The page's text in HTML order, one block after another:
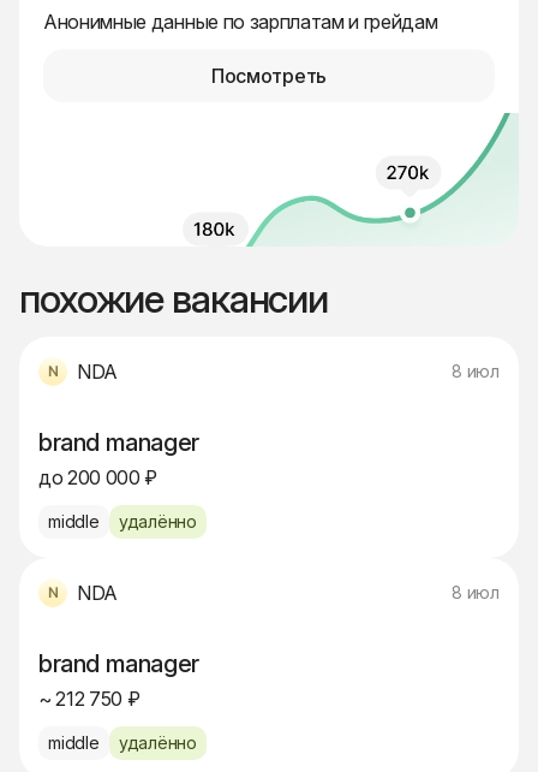
Анонимные данные по зарплатам и грейдам
Посмотреть
похожие вакансии
NDA 8 июл
brand manager
до 200 000 ₽
middle удалённо
NDA 8 июл
brand manager
~ 212 750 ₽
middle удалённо